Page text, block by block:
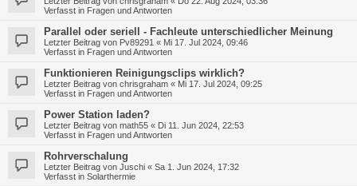
Verfasst in Fragen und Antworten
Parallel oder seriell - Fachleute unterschiedlicher Meinung
Letzter Beitrag von Pv89291 « Mi 17. Jul 2024, 09:46
Verfasst in Fragen und Antworten
Funktionieren Reinigungsclips wirklich?
Letzter Beitrag von chrisgraham « Mi 17. Jul 2024, 09:25
Verfasst in Fragen und Antworten
Power Station laden?
Letzter Beitrag von math55 « Di 11. Jun 2024, 22:53
Verfasst in Fragen und Antworten
Rohrverschalung
Letzter Beitrag von Juschi « Sa 1. Jun 2024, 17:32
Verfasst in Solarthermie